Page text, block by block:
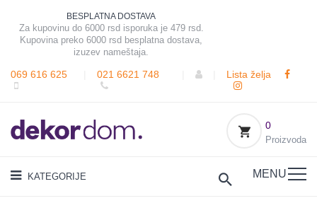
BESPLATNA DOSTAVA
Za kupovinu do 6000 rsd isporuka je 479 rsd.
Kupovina preko 6000 rsd besplatna dostava,
izuzev nameštaja.
069 616 625 021 6621 748 Lista želja
0
Proizvoda
KATEGORIJE MENU